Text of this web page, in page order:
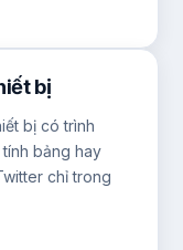
bị
bị có trình
bảng hay
chỉ trong